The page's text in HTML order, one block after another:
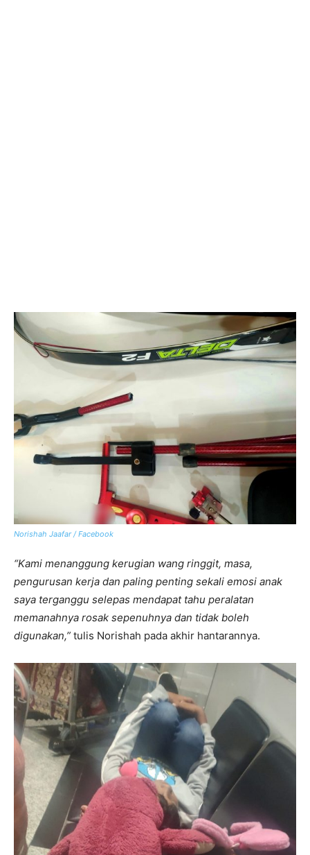
Norishah Jaafar / Facebook
“Kami menanggung kerugian wang ringgit, masa,
pengurusan kerja dan paling penting sekali emosi anak
saya terganggu selepas mendapat tahu peralatan
memanahnya rosak sepenuhnya dan tidak boleh
digunakan,” tulis Norishah pada akhir hantarannya.